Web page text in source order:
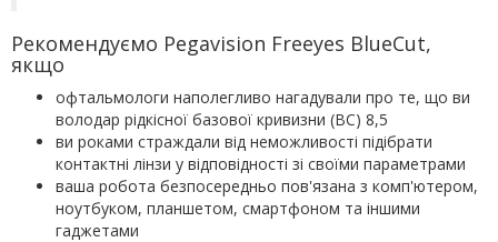
Рекомендуємо Pegavision Freeyes BlueCut,
якщо
офтальмологи наполегливо нагадували про те, що ви
володар рідкісної базової кривизни (ВС) 8,5
ви роками страждали від неможливості підібрати
контактні лінзи у відповідності зі своїми параметрами
ваша робота безпосередньо пов'язана з комп'ютером,
ноутбуком, планшетом, смартфоном та іншими
гаджетами